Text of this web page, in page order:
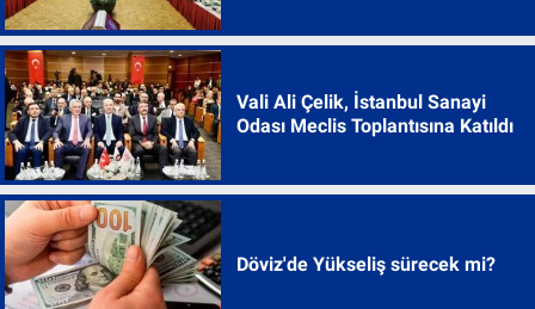
Vali Ali Çelik, İstanbul Sanayi
Odası Meclis Toplantısına Katıldı
Döviz'de Yükseliş sürecek mi?